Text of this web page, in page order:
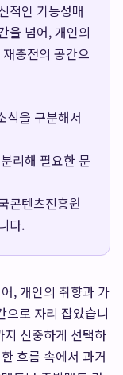
적인 기능성매
을 넘어, 개인의
충전의 공간으
식을 구분해서
리해 필요한 문
콘텐츠진흥원
다.
, 개인의 취향과 가
으로 자리 잡았습니
신중하게 선택하
흐름 속에서 과거